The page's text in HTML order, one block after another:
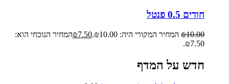
חודים 0.5 פנטל
₪10.00 המחיר המקורי היה: ₪10.00. ₪7.50
המחיר הנוכחי הוא:
₪7.50.
חדש על המדף